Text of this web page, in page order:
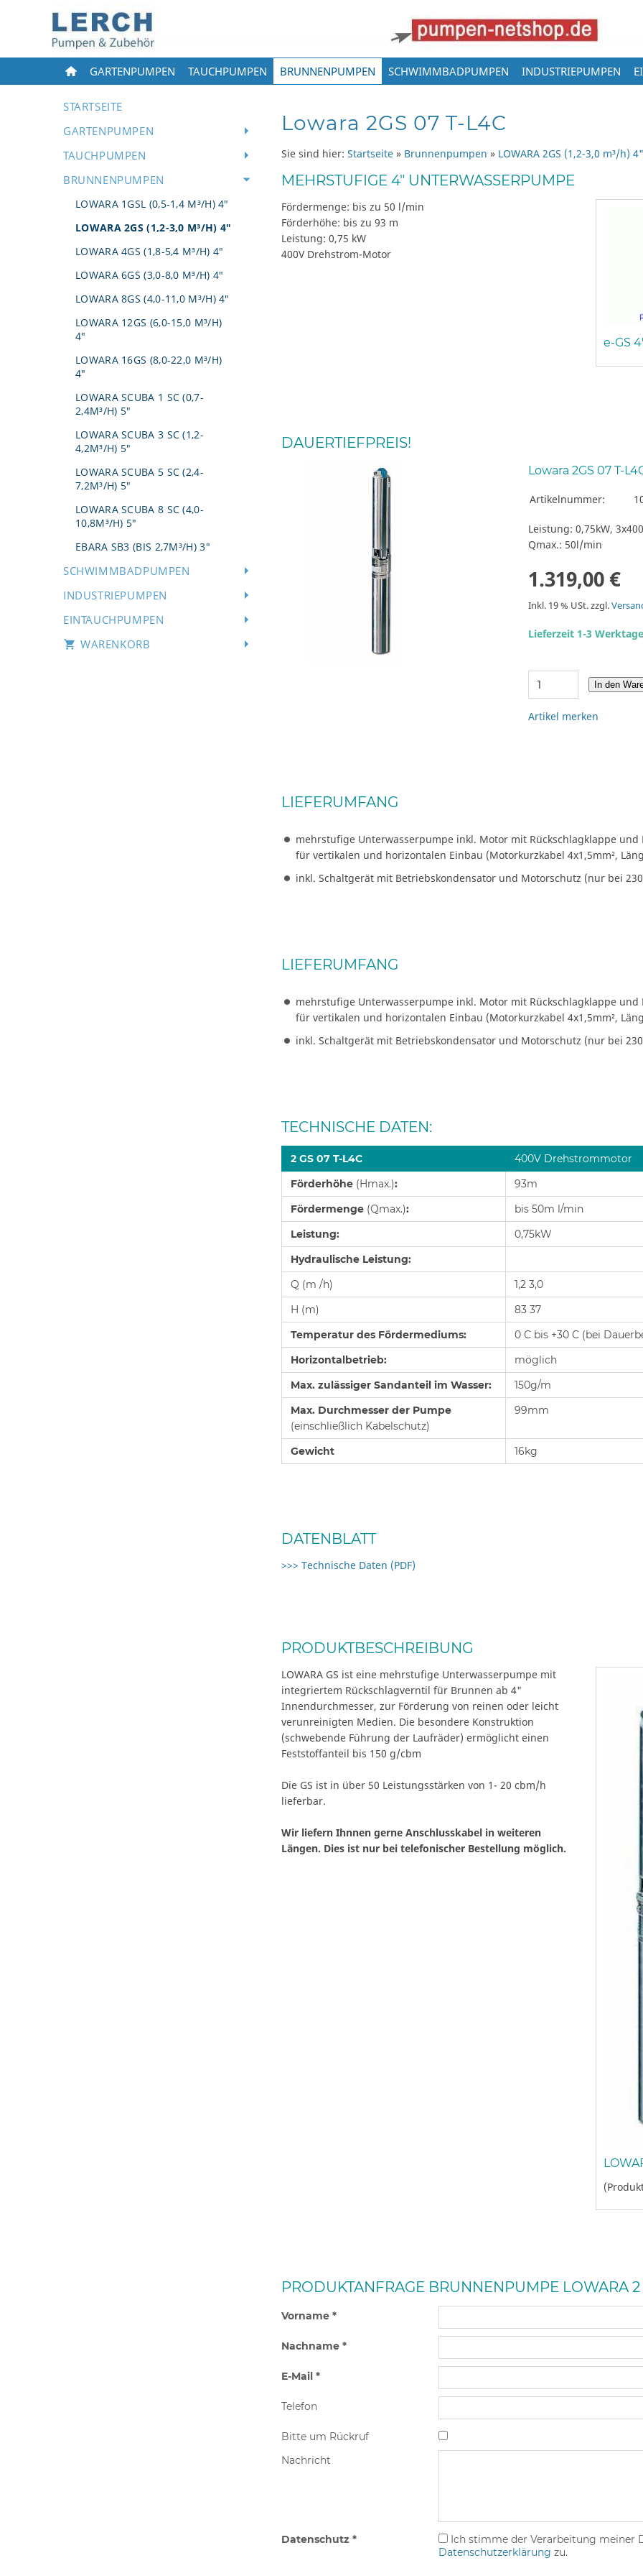
GARTENPUMPEN TAUCHPUMPEN BRUNNENPUMPEN SCHWIMMBADPUMPEN INDUSTRIEPUMPEN
STARTSEITE
GARTENPUMPEN
TAUCHPUMPEN
BRUNNENPUMPEN
LOWARA 1GSL (0,5-1,4 M³/H) 4"
LOWARA 2GS (1,2-3,0 M³/H) 4"
LOWARA 4GS (1,8-5,4 M³/H) 4"
LOWARA 6GS (3,0-8,0 M³/H) 4"
LOWARA 8GS (4,0-11,0 M³/H) 4"
LOWARA 12GS (6,0-15,0 M³/H)
4"
LOWARA 16GS (8,0-22,0 M³/H)
4"
LOWARA SCUBA 1 SC (0,7-
2,4M³/H) 5"
LOWARA SCUBA 3 SC (1,2-
4,2M³/H) 5"
LOWARA SCUBA 5 SC (2,4-
7,2M³/H) 5"
LOWARA SCUBA 8 SC (4,0-
10,8M³/H) 5"
EBARA SB3 (BIS 2,7M³/H) 3"
SCHWIMMBADPUMPEN
INDUSTRIEPUMPEN
EINTAUCHPUMPEN
WARENKORB
Lowara 2GS 07 T-L4C
Sie sind hier: Startseite » Brunnenpumpen » LOWARA 2GS (1,2-3,0 m³/h) 4"
MEHRSTUFIGE 4" UNTERWASSERPUMPE
e-GS
Fördermenge: bis zu 50 l/min
Förderhöhe: bis zu 93 m
Leistung: 0,75 kW
400V Drehstrom-Motor
DAUERTIEFPREIS!
Lowara 2GS 07 T-
Artikelnummer:
Leistung: 0,75kW,
Qmax.: 50l/min
1.319,00 €
Inkl. 19 % USt. zzgl.
Lieferzeit 1-3 Werktage
In den
Artikel merken
LIEFERUMFANG
mehrstufige Unterwasserpumpe inkl. Motor mit Rückschlagklappe und
für vertikalen und horizontalen Einbau (Motorkurzkabel 4x1,5mm²,
inkl. Schaltgerät mit Betriebskondensator und Motorschutz (nur bei
LIEFERUMFANG
mehrstufige Unterwasserpumpe inkl. Motor mit Rückschlagklappe und
für vertikalen und horizontalen Einbau (Motorkurzkabel 4x1,5mm²,
inkl. Schaltgerät mit Betriebskondensator und Motorschutz (nur bei
TECHNISCHE DATEN:
2 GS 07 T-L4C
400V Drehstrommotor
Förderhöhe (Hmax.):
93m
Fördermenge (Qmax.):
bis 50m l/min
Leistung:
0,75kW
Hydraulische Leistung:
Q (m /h)
1,2 3,0
H (m)
83 37
Temperatur des Fördermediums:
0 C bis +30 C (bei
Horizontalbetrieb:
möglich
Max. zulässiger Sandanteil im Wasser:
150g/m
Max. Durchmesser der Pumpe
(einschließlich Kabelschutz)
99mm
Gewicht 16kg
DATENBLATT
>>> Technische Daten (PDF)
PRODUKTBESCHREIBUNG
LOWARA GS ist eine mehrstufige Unterwasserpumpe mit
integriertem Rückschlagverntil für Brunnen ab 4"
Innendurchmesser, zur Förderung von reinen oder leicht
verunreinigten Medien. Die besondere Konstruktion
(schwebende Führung der Laufräder) ermöglicht einen
Feststoffanteil bis 150 g/cbm
Die GS ist in über 50 Leistungsstärken von 1- 20 cbm/h
lieferbar.
Wir liefern Ihnnen gerne Anschlusskabel in weiteren
Längen. Dies ist nur bei telefonischer Bestellung möglich.
PRODUKTANFRAGE BRUNNENPUMPE LOWARA 2
Vorname *
Nachname *
E-Mail *
Telefon
Bitte um Rückruf
Nachricht
Datenschutz *
Ich stimme der Verarbeitung meiner
Datenschutzerklärung zu.